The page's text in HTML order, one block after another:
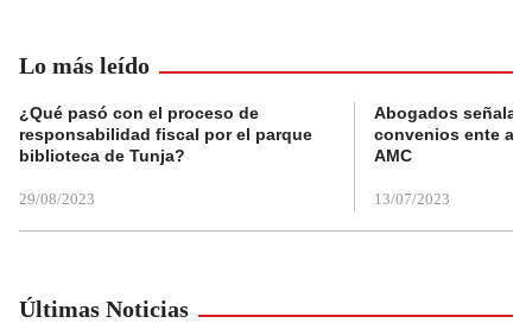
Lo más leído
¿Qué pasó con el proceso de
responsabilidad fiscal por el parque
biblioteca de Tunja?
29/08/2023
Abogados
convenios ente
AMC
13/07/2023
Últimas Noticias